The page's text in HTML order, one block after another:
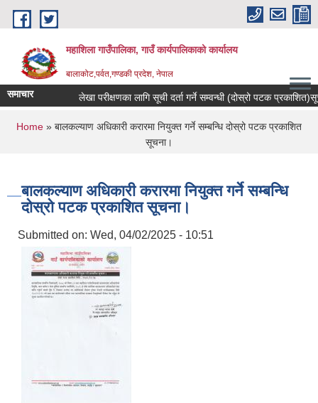
Skip to main content
महाशिला गाउँपालिका, गाउँ कार्यपालिकाको कार्यालय
बालाकोट,पर्वत,गण्डकी प्रदेश, नेपाल
समाचार लेखा परीक्षणका लागि सूची दर्ता गर्ने सम्वन्धी (दोस्रो पटक प्रकाशित)सूचना
You are here
Home » बालकल्याण अधिकारी करारमा नियुक्त गर्ने सम्बन्धि दोस्रो पटक प्रकाशित
सूचना।
बालकल्याण अधिकारी करारमा नियुक्त गर्ने सम्बन्धि
दोस्रो पटक प्रकाशित सूचना।
Submitted on: Wed, 04/02/2025 - 10:51